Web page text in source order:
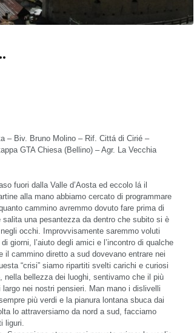
– Biv. Bruno Molino – Rif. Cittá di Cirié –
GTA Chiesa (Bellino) – Agr. La Vecchia
fuori dalla Valle d’Aosta ed eccolo lá il
alla mano abbiamo cercato di programmare
cammino avremmo dovuto fare prima di
una pesantezza da dentro che subito si è
occhi. Improvvisamente saremmo voluti
giorni, l’aiuto degli amici e l’incontro di qualche
cammino diretto a sud dovevano entrare nei
“crisi” siamo ripartiti svelti carichi e curiosi
bellezza dei luoghi, sentivamo che il più
nei nostri pensieri. Man mano i dislivelli
più verdi e la pianura lontana sbuca dai
lo attraversiamo da nord a sud, facciamo
liguri.